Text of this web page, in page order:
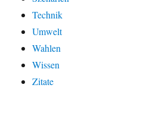
Technik
Umwelt
Wahlen
Wissen
Zitate